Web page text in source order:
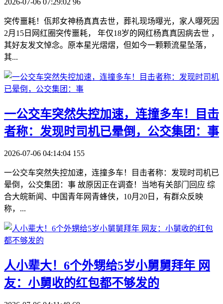
突传噩耗！佤邦女神杨真真去世，葬礼现场曝光，家人曝死因
2月15日网红圈突传噩耗， 年仅18岁的网红杨真真因病去世 ，
其好友发文悼念。原本星光熠熠，但如今一颗颗流星坠落，
其...
一公交车突然失控加速，连撞多车！目击
者称：发现时司机已晕倒，公交集团：事
2026-07-06 04:14:04 155
一公交车突然失控加速，连撞多车！目击者称：发现时司机已
晕倒，公交集团：事 故原因正在调查！当地有关部门回应 综
合大皖新闻、中国青年网青蜂侠，10月20日，有群众反映
称，...
​人小辈大！6个外甥给5岁小舅舅拜年 网
友：小舅收的红包都不够发的